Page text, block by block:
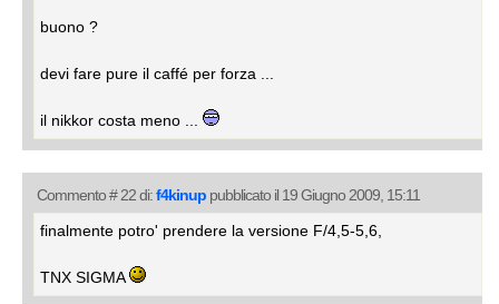
buono ?
devi fare pure il caffé per forza ...
il nikkor costa meno ...
Commento # 22 di:f4kinup pubblicato il 19 Giugno 2009, 15:11
finalmente potro' prendere la versione F/4,5-5,6,
TNX SIGMA